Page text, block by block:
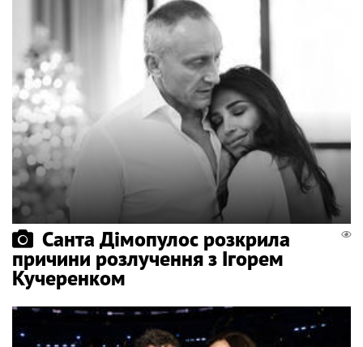
Санта Дімопулос розкрила
причини розлучення з Ігорем
Кучеренком